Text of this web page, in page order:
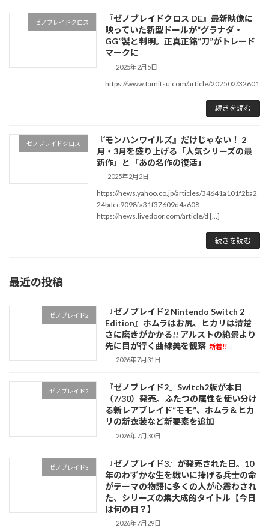
ゼノブレイドクロス
『ゼノブレイドクロス DE』最新映像に
映っていた新型ドールが“グラナダ・
GG”製と判明。正真正銘“刀”がトレード
マークに
2025年2月5日
https://www.famitsu.com/article/202502/32601
続きを読む
ゼノブレイドクロス
『モンハンワイルズ』だけじゃない！ 2
月・3月を盛り上げる「人気シリーズの最
新作」と「あの名作の復活」
2025年2月2日
https://news.yahoo.co.jp/articles/34641a101f2ba2
24bdcc9098fa31f37609d4a608
https://news.livedoor.com/article/d […]
続きを読む
最近の投稿
ゼノブレイド2
『ゼノブレイド2 Nintendo Switch 2
Edition』ホムラはお尻、ヒカリは清楚
さに磨きがかかる!! アルストの絶景より
先に目が行く曲線美を観察 新着!!
2026年7月31日
ゼノブレイド2
『ゼノブレイド2』Switch2版が本日
（7/30）発売。ふたつの属性を使い分け
る新レアブレイド“モモ”、ホムラ＆ヒカ
リの新衣装など新要素を追加
2026年7月30日
ゼノブレイド3
『ゼノブレイド3』が発売された日。10
年のわずかな生を戦いに捧げる兵士の命
がテーマの物語に多くの人が心震わされ
た、シリーズの集大成的タイトル【今日
は何の日？】
2026年7月29日